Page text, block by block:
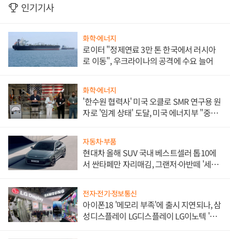
인기기사
화학·에너지
로이터 "정제연료 3만 톤 한국에서 러시아
로 이동", 우크라이나의 공격에 수요 늘어
화학·에너지
'한수원 협력사' 미국 오클로 SMR 연구용 원
자로 '임계 상태' 도달, 미국 에너지부 "중요
자동차·부품
현대차 올해 SUV 국내 베스트셀러 톱10에
서 싼타페만 자리매김, 그랜저·아반떼 '세단
전자·전기·정보통신
아이폰18 '메모리 부족'에 출시 지연되나, 삼
성디스플레이 LG디스플레이 LG이노텍 '탈